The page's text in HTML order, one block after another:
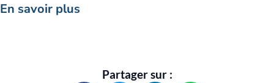
En savoir plus
Partager sur :